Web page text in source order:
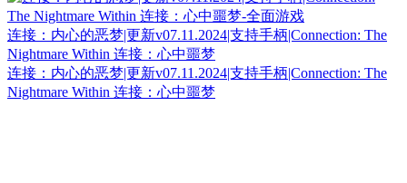
连接：内心的恶梦|更新v07.11.2024|支持手柄|Connection: The
Nightmare Within 连接：心中噩梦
连接：内心的恶梦|更新v07.11.2024|支持手柄|Connection: The
Nightmare Within 连接：心中噩梦